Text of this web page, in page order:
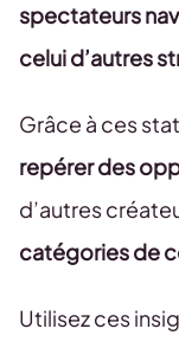
spectateurs
celui d’autres
Grâce à ces
repérer des
d’autres
catégories de
Utilisez ces